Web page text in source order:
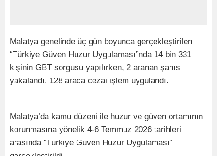
Malatya genelinde üç gün boyunca gerçekleştirilen
“Türkiye Güven Huzur Uygulaması”nda 14 bin 331
kişinin GBT sorgusu yapılırken, 2 aranan şahıs
yakalandı, 128 araca cezai işlem uygulandı.
Malatya’da kamu düzeni ile huzur ve güven ortamının
korunmasına yönelik 4-6 Temmuz 2026 tarihleri
arasında “Türkiye Güven Huzur Uygulaması”